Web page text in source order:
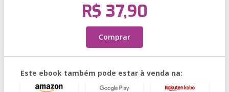
R$ 37,90
Comprar
Este ebook também pode estar à venda na: